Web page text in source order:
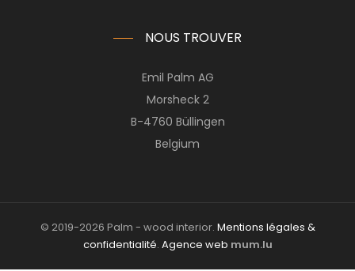
NOUS TROUVER
Emil Palm AG
Morsheck 2
B-4760 Büllingen
Belgium
© 2019-2026 Palm - wood interior. Mentions légales &
confidentialité. Agence web mum.lu